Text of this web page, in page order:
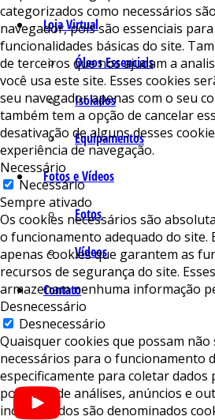
Loja Virtual
Óleos Essenciais
Isolados
Equipamentos
Fotos e Vídeos
Fotos
Vídeos
Contato
categorizados como necessários
navegador, pois são essenciais
funcionalidades básicas do site.
de terceiros que nos ajudam a
você usa este site. Esses cookies
seu navegador apenas com o seu
também tem a opção de cancelar
desativação de alguns desses
experiência de navegação.
Necessário
Necessário
Sempre ativado
Os cookies necessários são
o funcionamento adequado do site.
apenas cookies que garantem as
recursos de segurança do site.
armazenam nenhuma informação
Desnecessário
Desnecessário
Quaisquer cookies que possam
necessários para o funcionamento
especificamente para coletar dados
por meio de análises, anúncios e
incorporados são denominados